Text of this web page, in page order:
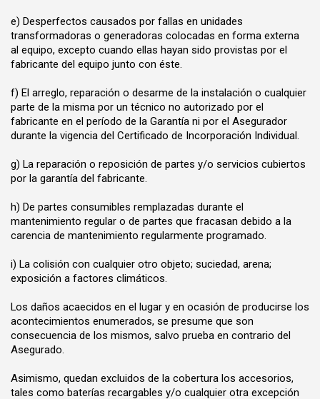
e) Desperfectos causados por fallas en unidades
transformadoras o generadoras colocadas en forma externa
al equipo, excepto cuando ellas hayan sido provistas por el
fabricante del equipo junto con éste.
f) El arreglo, reparación o desarme de la instalación o cualquier
parte de la misma por un técnico no autorizado por el
fabricante en el período de la Garantía ni por el Asegurador
durante la vigencia del Certificado de Incorporación Individual.
g) La reparación o reposición de partes y/o servicios cubiertos
por la garantía del fabricante.
h) De partes consumibles remplazadas durante el
mantenimiento regular o de partes que fracasan debido a la
carencia de mantenimiento regularmente programado.
i) La colisión con cualquier otro objeto; suciedad, arena;
exposición a factores climáticos.
Los daños acaecidos en el lugar y en ocasión de producirse los
acontecimientos enumerados, se presume que son
consecuencia de los mismos, salvo prueba en contrario del
Asegurado.
Asimismo, quedan excluidos de la cobertura los accesorios,
tales como baterías recargables y/o cualquier otra excepción